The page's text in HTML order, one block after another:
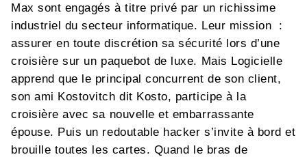
Max sont engagés à titre privé par un richissime
industriel du secteur informatique. Leur mission :
assurer en toute discrétion sa sécurité lors d’une
croisière sur un paquebot de luxe. Mais Logicielle
apprend que le principal concurrent de son client,
son ami Kostovitch dit Kosto, participe à la
croisière avec sa nouvelle et embarrassante
épouse. Puis un redoutable hacker s’invite à bord et
brouille toutes les cartes. Quand le bras de